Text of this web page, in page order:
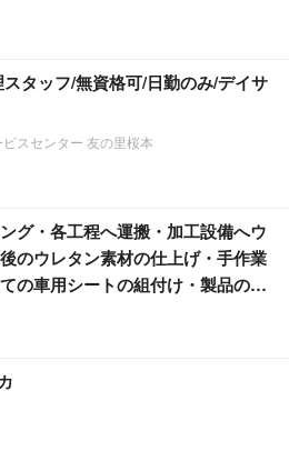
スタッフ/無資格可/日勤のみ/デイサ
スセンター 友の里桜本
グ・各工程へ運搬・加工設備へウ
のウレタン素材の仕上げ・手作業
車用シートの組付け・製品の検